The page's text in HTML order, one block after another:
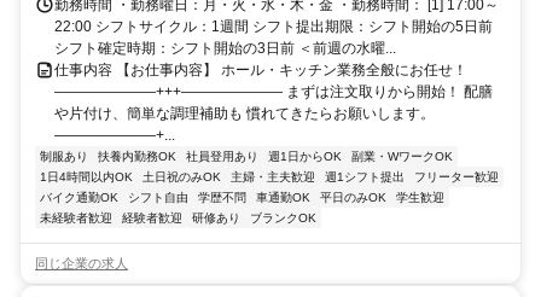
勤務時間 ・勤務曜日：月・火・水・木・金 ・勤務時間： [1] 17:00～
22:00 シフトサイクル：1週間 シフト提出期限：シフト開始の5日前
シフト確定時期：シフト開始の3日前 ＜前週の水曜...
仕事内容 【お仕事内容】 ホール・キッチン業務全般にお任せ！
―――――――+++――――――― まずは注文取りから開始！ 配膳
や片付け、簡単な調理補助も 慣れてきたらお願いします。
―――――――+...
制服あり 扶養内勤務OK 社員登用あり 週1日からOK
副業・WワークOK
1日4時間以内OK
土日祝のみOK 主婦・主夫歓迎 週1シフト提出
フリーター歓迎
バイク通勤OK
シフト自由 学歴不問 車通勤OK 平日のみOK
学生歓迎
未経験者歓迎
経験者歓迎 研修あり ブランクOK
同じ企業の求人